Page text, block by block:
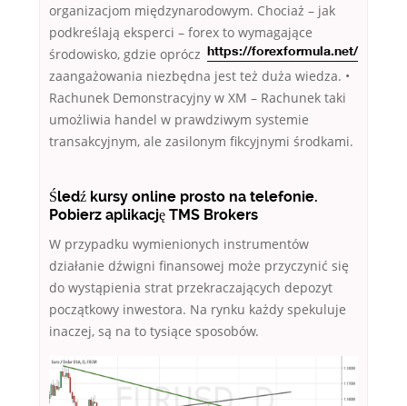
organizacjom międzynarodowym. Chociaż – jak
podkreślają eksperci – forex to wymagające
https://forexformula.net/
środowisko, gdzie oprócz
zaangażowania niezbędna jest też duża wiedza. •
Rachunek Demonstracyjny w XM – Rachunek taki
umożliwia handel w prawdziwym systemie
transakcyjnym, ale zasilonym fikcyjnymi środkami.
Śledź kursy online prosto na telefonie.
Pobierz aplikację TMS Brokers
W przypadku wymienionych instrumentów
działanie dźwigni finansowej może przyczynić się
do wystąpienia strat przekraczających depozyt
początkowy inwestora. Na rynku każdy spekuluje
inaczej, są na to tysiące sposobów.